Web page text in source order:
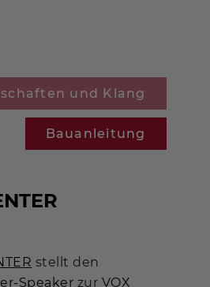
und Klang
Bauanleitung
stellt den
Speaker zur VOX